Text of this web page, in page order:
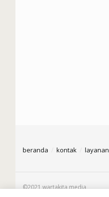
beranda kontak layanan
©2021 wartakita media